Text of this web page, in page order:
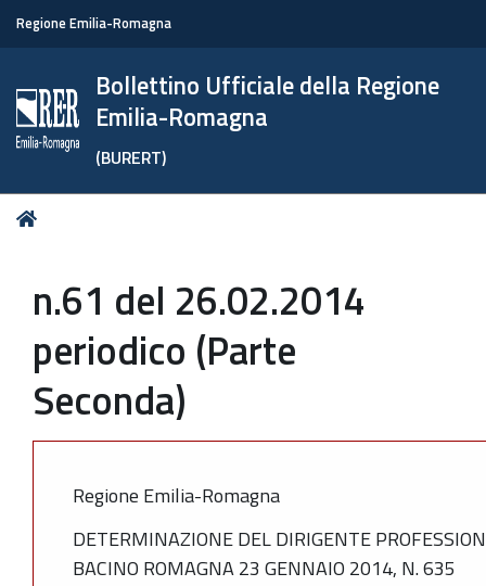
Regione Emilia-Romagna
Bollettino Ufficiale della Regione
Emilia-Romagna
(BURERT)
Tu
n.61 del 26.02.2014
periodico (Parte
Seconda)
Regione Emilia-Romagna
DETERMINAZIONE DEL DIRIGENTE
BACINO ROMAGNA 23 GENNAIO 2014, N. 635